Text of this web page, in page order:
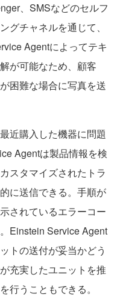
、SMSなどのセルフ
グチャネルを通じて、
Agentによってテキ
が可能なため、顧客
困難な場合に写真を送
近購入した機器に問題
Agentは製品情報を検
スタマイズされたトラ
に送信できる。手順が
されているエラーコー
Einstein Service Agent
トの送付が妥当かどう
充実したユニットを推
行うこともできる。